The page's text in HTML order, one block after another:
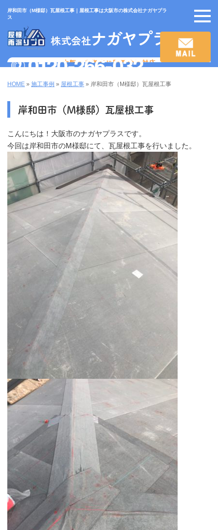
岸和田市（M様邸）瓦屋根工事｜屋根工事は大阪市の株式会社ナガヤプラ
ス
HOME » 施工事例 » 屋根工事 » 岸和田市（M様邸）瓦屋根工事
岸和田市（M様邸）瓦屋根工事
こんにちは！大阪市のナガヤプラスです。
今回は岸和田市のM様邸にて、瓦屋根工事を行いました。